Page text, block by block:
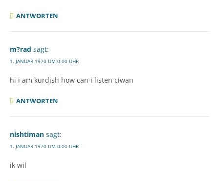
ANTWORTEN
m?rad sagt:
1. JANUAR 1970 UM 0:00 UHR
hi i am kurdish how can i listen ciwan
ANTWORTEN
nishtiman sagt:
1. JANUAR 1970 UM 0:00 UHR
ik wil